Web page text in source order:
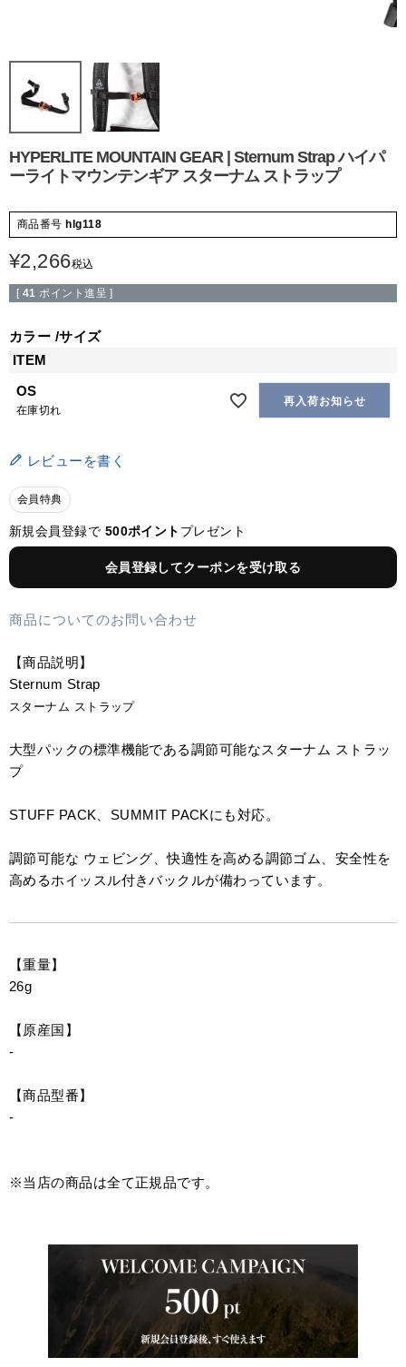
HYPERLITE MOUNTAIN GEAR | Sternum Strap ハイパ
ーライトマウンテンギア スターナム ストラップ
商品番号 hlg118
¥2,266税込
[ 41 ポイント進呈 ]
カラー サイズ
ITEM
OS
在庫切れ
再入荷お知らせ
レビューを書く
会員特典
新規会員登録で 500ポイント プレゼント
会員登録してクーポンを受け取る
商品についてのお問い合わせ
【商品説明】
Sternum Strap
スターナム ストラップ
大型パックの標準機能である調節可能なスターナム ストラッ
プ
STUFF PACK、SUMMIT PACKにも対応。
調節可能な ウェビング、快適性を高める調節ゴム、安全性を
高めるホイッスル付きバックルが備わっています。
【重量】
26g
【原産国】
-
【商品型番】
-
※当店の商品は全て正規品です。